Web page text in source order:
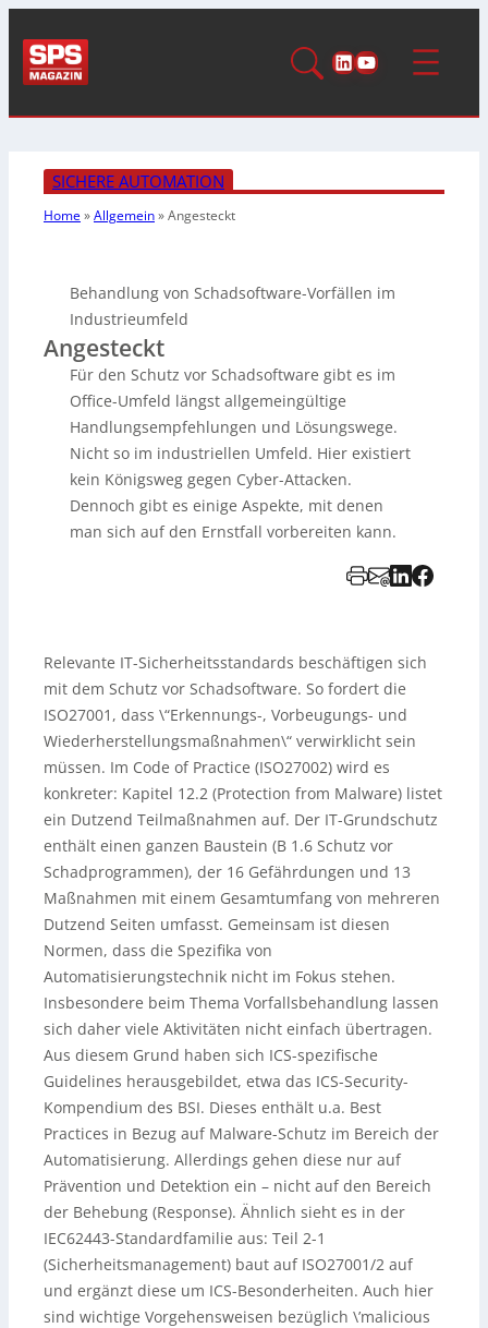
LinkedIn
YouTube
SICHERE AUTOMATION
Home»Allgemein»Angesteckt
Behandlung von Schadsoftware-Vorfällen im
Industrieumfeld
Angesteckt
Für den Schutz vor Schadsoftware gibt es im
Office-Umfeld längst allgemeingültige
Handlungsempfehlungen und Lösungswege.
Nicht so im industriellen Umfeld. Hier existiert
kein Königsweg gegen Cyber-Attacken.
Dennoch gibt es einige Aspekte, mit denen
man sich auf den Ernstfall vorbereiten kann.
Relevante IT-Sicherheitsstandards beschäftigen sich
mit dem Schutz vor Schadsoftware. So fordert die
ISO27001, dass \“Erkennungs-, Vorbeugungs- und
Wiederherstellungsmaßnahmen\“ verwirklicht sein
müssen. Im Code of Practice (ISO27002) wird es
konkreter: Kapitel 12.2 (Protection from Malware) listet
ein Dutzend Teilmaßnahmen auf. Der IT-Grundschutz
enthält einen ganzen Baustein (B 1.6 Schutz vor
Schadprogrammen), der 16 Gefährdungen und 13
Maßnahmen mit einem Gesamtumfang von mehreren
Dutzend Seiten umfasst. Gemeinsam ist diesen
Normen, dass die Spezifika von
Automatisierungstechnik nicht im Fokus stehen.
Insbesondere beim Thema Vorfallsbehandlung lassen
sich daher viele Aktivitäten nicht einfach übertragen.
Aus diesem Grund haben sich ICS-spezifische
Guidelines herausgebildet, etwa das ICS-Security-
Kompendium des BSI. Dieses enthält u.a. Best
Practices in Bezug auf Malware-Schutz im Bereich der
Automatisierung. Allerdings gehen diese nur auf
Prävention und Detektion ein – nicht auf den Bereich
der Behebung (Response). Ähnlich sieht es in der
IEC62443-Standardfamilie aus: Teil 2-1
(Sicherheitsmanagement) baut auf ISO27001/2 auf
und ergänzt diese um ICS-Besonderheiten. Auch hier
sind wichtige Vorgehensweisen bezüglich \’malicious